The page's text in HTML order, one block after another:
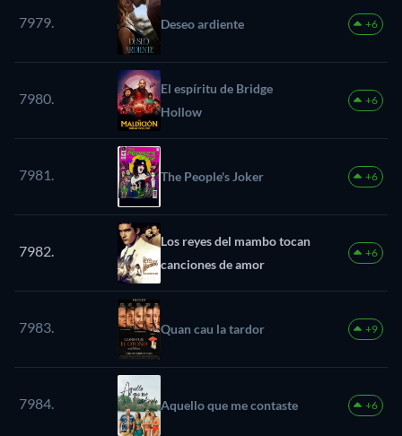
7979. Deseo ardiente +6
7980.
El espíritu de Bridge
Hollow
+6
7981. The People's Joker +6
7982.
Los reyes del mambo tocan
canciones de amor
+6
7983. Quan cau la tardor +9
7984. Aquello que me contaste +6